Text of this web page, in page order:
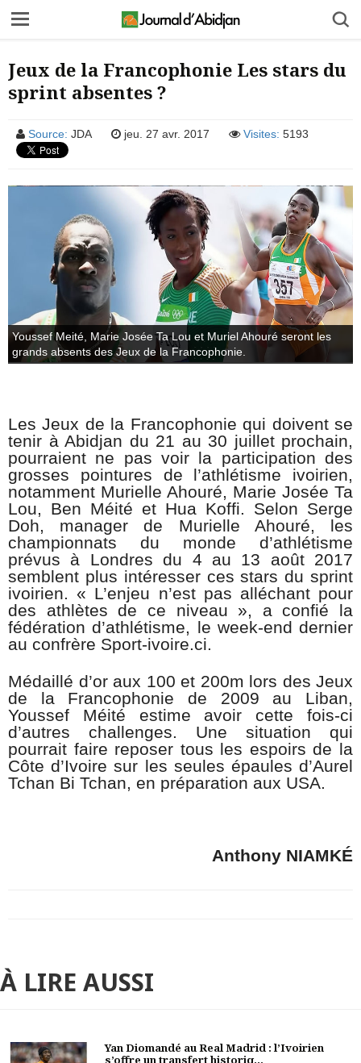
Jeux de la Francophonie Les stars du
sprint absentes ?
Source: JDA jeu. 27 avr. 2017 Visites: 5193
Youssef Meité, Marie Josée Ta Lou et Muriel Ahouré seront les
grands absents des Jeux de la Francophonie.
Les Jeux de la Francophonie qui doivent se
tenir à Abidjan du 21 au 30 juillet prochain,
pourraient ne pas voir la participation des
grosses pointures de l’athlétisme ivoirien,
notamment Murielle Ahouré, Marie Josée Ta
Lou, Ben Méité et Hua Koffi. Selon Serge
Doh, manager de Murielle Ahouré, les
championnats du monde d’athlétisme
prévus à Londres du 4 au 13 août 2017
semblent plus intéresser ces stars du sprint
ivoirien. « L’enjeu n’est pas alléchant pour
des athlètes de ce niveau », a confié la
fédération d’athlétisme, le week-end dernier
au confrère Sport-ivoire.ci.
Médaillé d’or aux 100 et 200m lors des Jeux
de la Francophonie de 2009 au Liban,
Youssef Méité estime avoir cette fois-ci
d’autres challenges. Une situation qui
pourrait faire reposer tous les espoirs de la
Côte d’Ivoire sur les seules épaules d’Aurel
Tchan Bi Tchan, en préparation aux USA.
Anthony NIAMKÉ
À LIRE AUSSI
Yan Diomandé au Real Madrid : l’Ivoirien